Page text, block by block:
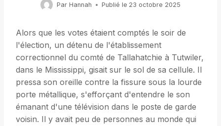
Par Hannah Publié le 23 octobre 2025
Alors que les votes étaient comptés le soir de
l'élection, un détenu de l'établissement
correctionnel du comté de Tallahatchie à Tutwiler,
dans le Mississippi, gisait sur le sol de sa cellule. Il
pressa son oreille contre la fissure sous la lourde
porte métallique, s'efforçant d'entendre le son
émanant d'une télévision dans le poste de garde
voisin. Il y avait peu de personnes au monde qui